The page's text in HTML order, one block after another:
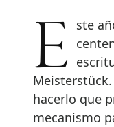
Este año Montblanc celebra el
hacerlo que
mecanismo